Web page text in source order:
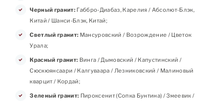
Черный гранит:Габбро-Диабаз, Карелия / Абсолют-Блэк,
Китай / Шанси-Блэк, Китай;
Светлый гранит: Мансуровский / Возрождение / Цветок
Урала;
Красный гранит: Винга / Дымовский / Капустинский /
Сюскюянсаари / Калгуваара / Лезниковский / Малиновый
кварцит / Кордай;
Зеленый гранит: Пироксенит (Сопка Бунтина) / Змеевик /